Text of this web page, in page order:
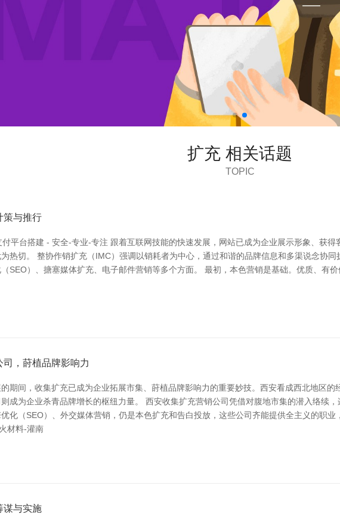
扩充 相关话题
TOPIC
策与推行
平台搭建 - 安全-专业-专注 跟着互联网技能的快速发展，网站已成为企业展示形象、获
热切。 整协作销扩充（IMC）强调以销耗者为中心，通过和谐的品牌信息和多渠说念协
SEO）、搪塞媒体扩充、电子邮件营销等多个方面。 最初，本色营销是基础。优质、有
，莳植品牌影响力
期间，收集扩充已成为企业拓展市集、莳植品牌影响力的重要妙技。西安看成西北地区
成为企业杀青品牌增长的枢纽力量。 西安收集扩充营销公司凭借对腹地市集的潜入络续
化（SEO）、外交媒体营销，仍是本色扩充和告白投放，这些公司齐能提供全主义的职
材料-灌南
谋与实施